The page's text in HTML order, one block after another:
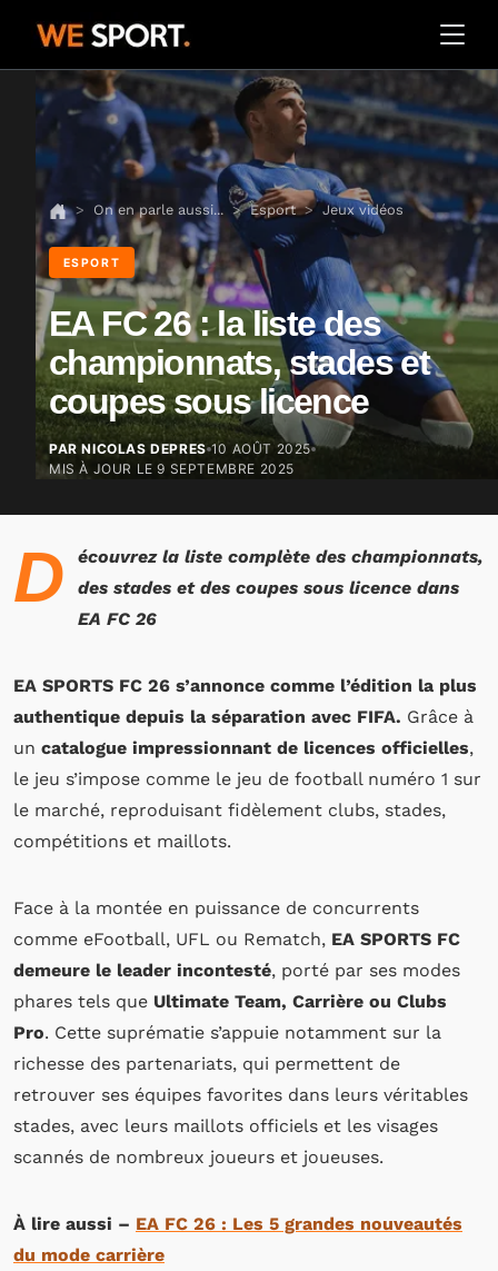
On en parle aussi... Esport Jeux vidéos
ESPORT
EA FC 26 : la liste des
championnats, stades et
coupes sous licence
PAR NICOLAS DEPRES 10 AOÛT 2025
MIS À JOUR LE9 SEPTEMBRE 2025
D
écouvrez la liste complète des championnats,
des stades et des coupes sous licence dans
EA FC 26
EA SPORTS FC 26 s’annonce comme l’édition la plus
authentique depuis la séparation avec FIFA. Grâce à
un catalogue impressionnant de licences officielles,
le jeu s’impose comme le jeu de football numéro 1 sur
le marché, reproduisant fidèlement clubs, stades,
compétitions et maillots.
Face à la montée en puissance de concurrents
comme eFootball, UFL ou Rematch, EA SPORTS FC
demeure le leader incontesté, porté par ses modes
phares tels que Ultimate Team, Carrière ou Clubs
Pro. Cette suprématie s’appuie notamment sur la
richesse des partenariats, qui permettent de
retrouver ses équipes favorites dans leurs véritables
stades, avec leurs maillots officiels et les visages
scannés de nombreux joueurs et joueuses.
À lire aussi – EA FC 26 : Les 5 grandes nouveautés
du mode carrière